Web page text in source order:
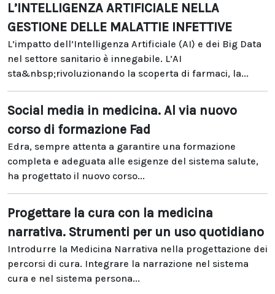
L’INTELLIGENZA ARTIFICIALE NELLA
GESTIONE DELLE MALATTIE INFETTIVE
L’impatto dell’Intelligenza Artificiale (AI) e dei Big Data
nel settore sanitario è innegabile. L’AI
sta&nbsp;rivoluzionando la scoperta di farmaci, la...
Social media in medicina. Al via nuovo
corso di formazione Fad
Edra, sempre attenta a garantire una formazione
completa e adeguata alle esigenze del sistema salute,
ha progettato il nuovo corso...
Progettare la cura con la medicina
narrativa. Strumenti per un uso quotidiano
Introdurre la Medicina Narrativa nella progettazione dei
percorsi di cura. Integrare la narrazione nel sistema
cura e nel sistema persona...